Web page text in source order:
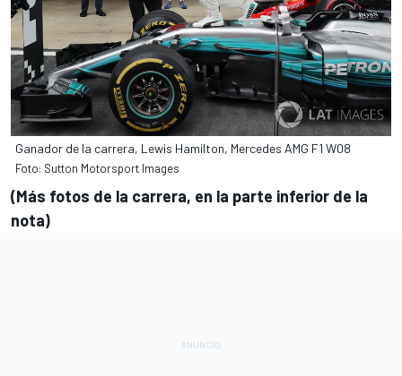
Ganador de la carrera, Lewis Hamilton, Mercedes AMG F1 W08
Foto: Sutton Motorsport Images
(Más fotos de la carrera, en la parte inferior de la
nota)